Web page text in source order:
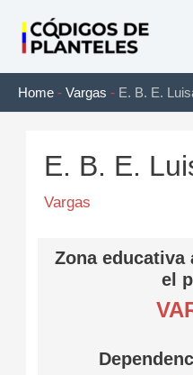
contenido
Home - Vargas - E. B. E.
E. B. E.
Vargas
Zona educativa
el